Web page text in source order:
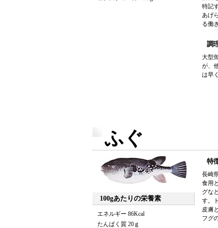
特記
あげ
る働
調
大型
が、
は早
ふぐ
100gあたりの栄養素
エネルギー 86Kcal
たんぱく質 20ｇ
特
長崎
食用
グな
す。
皮膚
フグ